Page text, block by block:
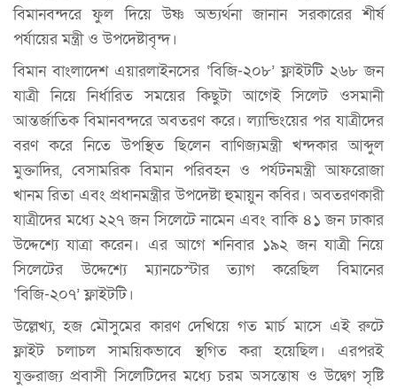
বিমানবন্দরে ফুল দিয়ে উষ্ণ অভ্যর্থনা জানান সরকারের শীর্ষ
পর্যায়ের মন্ত্রী ও উপদেষ্টাবৃন্দ।
বিমান বাংলাদেশ এয়ারলাইনসের ‘বিজি-২০৮’ ফ্লাইটটি ২৬৮ জন
যাত্রী নিয়ে নির্ধারিত সময়ের কিছুটা আগেই সিলেট ওসমানী
আন্তর্জাতিক বিমানবন্দরে অবতরণ করে। ল্যান্ডিংয়ের পর যাত্রীদের
বরণ করে নিতে উপস্থিত ছিলেন বাণিজ্যমন্ত্রী খন্দকার আব্দুল
মুক্তাদির, বেসামরিক বিমান পরিবহন ও পর্যটনমন্ত্রী আফরোজা
খানম রিতা এবং প্রধানমন্ত্রীর উপদেষ্টা হুমায়ুন কবির। অবতরণকারী
যাত্রীদের মধ্যে ২২৭ জন সিলেটে নামেন এবং বাকি ৪১ জন ঢাকার
উদ্দেশ্যে যাত্রা করেন। এর আগে শনিবার ১৯২ জন যাত্রী নিয়ে
সিলেটের উদ্দেশ্যে ম্যানচেস্টার ত্যাগ করেছিল বিমানের
‘বিজি-২০৭’ ফ্লাইটটি।
উল্লেখ্য, হজ মৌসুমের কারণ দেখিয়ে গত মার্চ মাসে এই রুটে
ফ্লাইট চলাচল সাময়িকভাবে স্থগিত করা হয়েছিল। এরপরই
যুক্তরাজ্য প্রবাসী সিলেটিদের মধ্যে চরম অসন্তোষ ও উদ্বেগ সৃষ্টি